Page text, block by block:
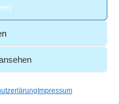
Impressum
of
-Webdesign von